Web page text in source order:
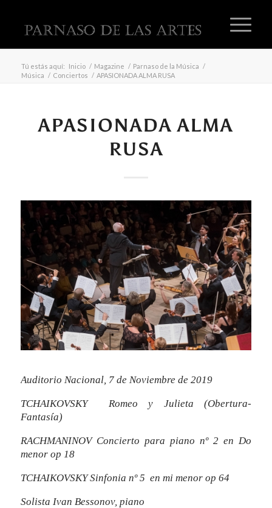
Tú estás aquí: Inicio / Magazine / Parnaso de la Música /
Música / Conciertos / APASIONADA ALMA RUSA
APASIONADA ALMA
RUSA
Auditorio Nacional, 7 de Noviembre de 2019
TCHAIKOVSKY Romeo y Julieta (Obertura-
Fantasía)
RACHMANINOV Concierto para piano nº 2 en Do
menor op 18
TCHAIKOVSKY Sinfonia nº 5 en mi menor op 64
Solista Ivan Bessonov, piano